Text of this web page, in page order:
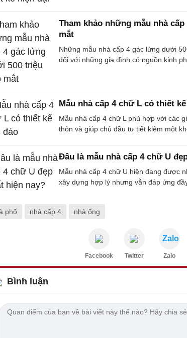
Tham khảo những mẫu nhà
mắt
Những mẫu nhà cấp 4 gác lửng dưới
đối với những gia đình có nguồn kinh
Mẫu nhà cấp 4 chữ L có thiết
Mẫu nhà cấp 4 chữ L phù hợp với các
thôn và giúp chủ đầu tư tiết kiệm một
Đâu là mẫu nhà cấp 4 chữ U
Mẫu nhà cấp 4 chữ U hiện đang được
xây dựng hợp lý nhưng vẫn đáp ứng
phố nhà cấp 4 nhà ống
Facebook Twitter
Zalo
Zalo
Bình luận